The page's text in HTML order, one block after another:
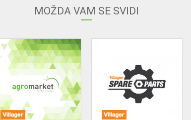
MOŽDA VAM SE SVIDI